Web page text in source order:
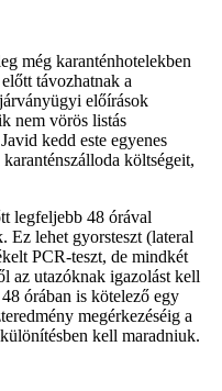
még karanténhotelekben
távozhatnak a
előírások
nem vörös listás
kedd este egyenes
költségeit,
legfeljebb 48 órával
Ez lehet gyorsteszt (lateral
PCR-teszt, de mindkét
az utazóknak igazolást kell
órában is kötelező egy
megérkezéséig a
kell maradniuk.